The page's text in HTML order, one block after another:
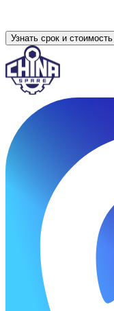
Узнать срок и стоимость